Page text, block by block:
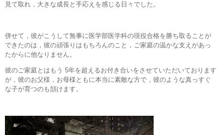
見て取れ，大きな成長と手応えを感じる日々でした。
併せて，彼がこうして無事に医学部医学科の現役合格を勝ち取ることが
できたのは，彼の頑張りはもちろんのこと，ご家庭の温かな支えがあっ
たからに他なりません。
彼のご家庭とはもう 5年を超えるお付き合いをさせていただいております
が，彼のお父様，お母様ともに本当に素敵な方で，彼のような真っすぐ
な子が育つのも頷けます。